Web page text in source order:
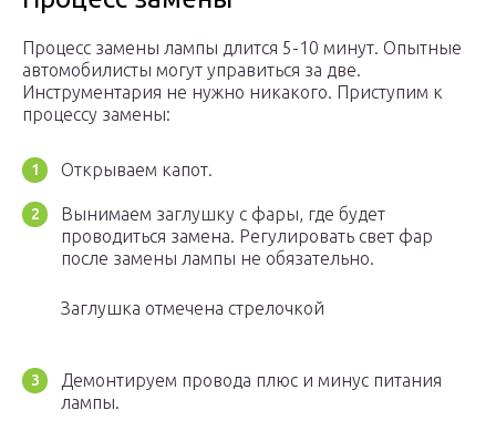
Процесс замены лампы длится 5-10 минут. Опытные
автомобилисты могут управиться за две.
Инструментария не нужно никакого. Приступим к
процессу замены:
Открываем капот.
Вынимаем заглушку с фары, где будет
проводиться замена. Регулировать свет фар
после замены лампы не обязательно.
Заглушка отмечена стрелочкой
Демонтируем провода плюс и минус питания
лампы.